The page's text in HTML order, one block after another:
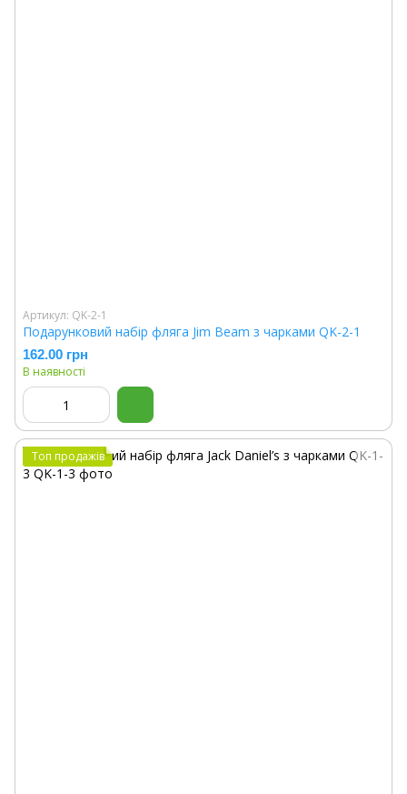
Артикул: QK-2-1
Подарунковий набір фляга Jim Beam з чарками QK-2-1
162.00 грн
В наявності
Топ продажів